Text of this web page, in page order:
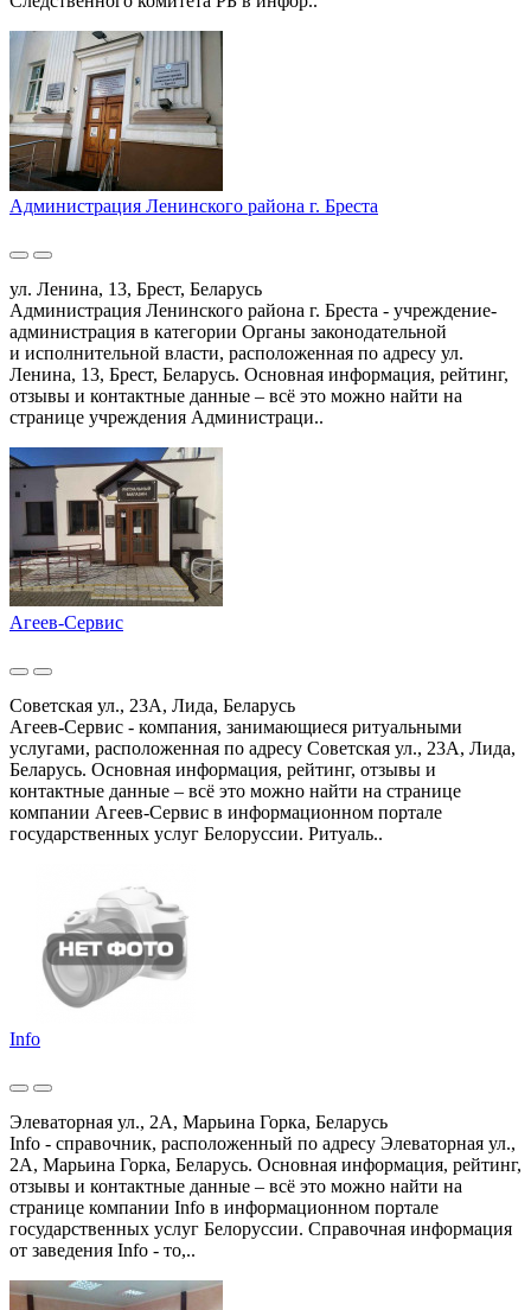
Администрация Ленинского района г. Бреста
ул. Ленина, 13, Брест, Беларусь
Администрация Ленинского района г. Бреста - учреждение-
администрация в категории Органы законодательной
и исполнительной власти, расположенная по адресу ул.
Ленина, 13, Брест, Беларусь. Основная информация, рейтинг,
отзывы и контактные данные – всё это можно найти на
странице учреждения Администраци..
Агеев-Сервис
Советская ул., 23А, Лида, Беларусь
Агеев-Сервис - компания, занимающиеся ритуальными
услугами, расположенная по адресу Советская ул., 23А, Лида,
Беларусь. Основная информация, рейтинг, отзывы и
контактные данные – всё это можно найти на странице
компании Агеев-Сервис в информационном портале
государственных услуг Белоруссии. Ритуаль..
Info
Элеваторная ул., 2А, Марьина Горка, Беларусь
Info - справочник, расположенный по адресу Элеваторная ул.,
2А, Марьина Горка, Беларусь. Основная информация, рейтинг,
отзывы и контактные данные – всё это можно найти на
странице компании Info в информационном портале
государственных услуг Белоруссии. Справочная информация
от заведения Info - то,..